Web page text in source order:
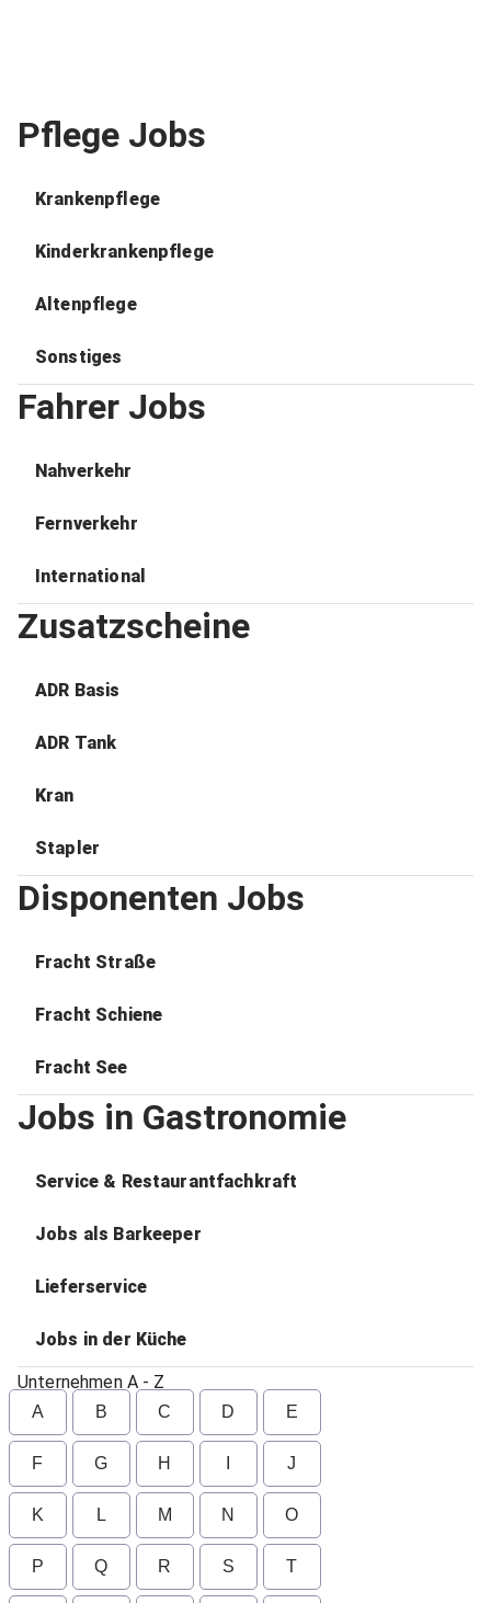
Pflege Jobs
Krankenpflege
Kinderkrankenpflege
Altenpflege
Sonstiges
Fahrer Jobs
Nahverkehr
Fernverkehr
International
Zusatzscheine
ADR Basis
ADR Tank
Kran
Stapler
Disponenten Jobs
Fracht Straße
Fracht Schiene
Fracht See
Jobs in Gastronomie
Service & Restaurantfachkraft
Jobs als Barkeeper
Lieferservice
Jobs in der Küche
Unternehmen A - Z
A B C D E
F G H J
K L M N O
P Q R S T